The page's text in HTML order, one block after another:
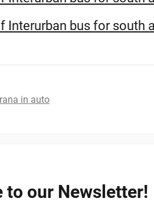
in auto
to our Newsletter!